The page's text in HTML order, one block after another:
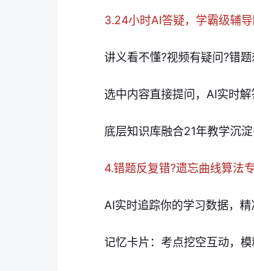
3.24小时AI答疑，学霸级辅导
讲义看不懂?视频有疑问?错
选中内容直接提问，AI实时
底层知识库融合21年教学沉
4.错题反复错?遗忘曲线算法
AI实时追踪你的学习数据，精
记忆卡片：考点挖空互动，